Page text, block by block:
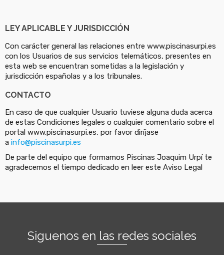
LEY APLICABLE Y JURISDICCIÓN
Con carácter general las relaciones entre www.piscinasurpi.es
con los Usuarios de sus servicios telemáticos, presentes en
esta web se encuentran sometidas a la legislación y
jurisdicción españolas y a los tribunales.
CONTACTO
En caso de que cualquier Usuario tuviese alguna duda acerca
de estas Condiciones legales o cualquier comentario sobre el
portal www.piscinasurpi.es, por favor diríjase
a info@piscinasurpi.es
De parte del equipo que formamos Piscinas Joaquim Urpí te
agradecemos el tiempo dedicado en leer este Aviso Legal
Siguenos en las redes sociales